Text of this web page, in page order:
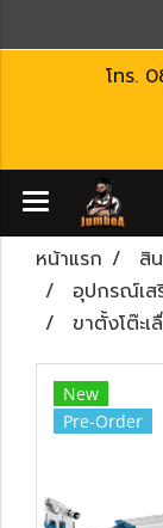
โทร.
หน้าแรก สิ
อุปกรณ์เส
ขาตั้งโต๊ะ
New
Pre-Order